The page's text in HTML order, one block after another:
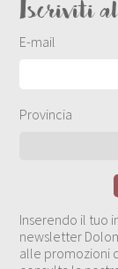
Iscriviti
E-mail
Provincia
Inserendo il tuo
newsletter
alle promozioni